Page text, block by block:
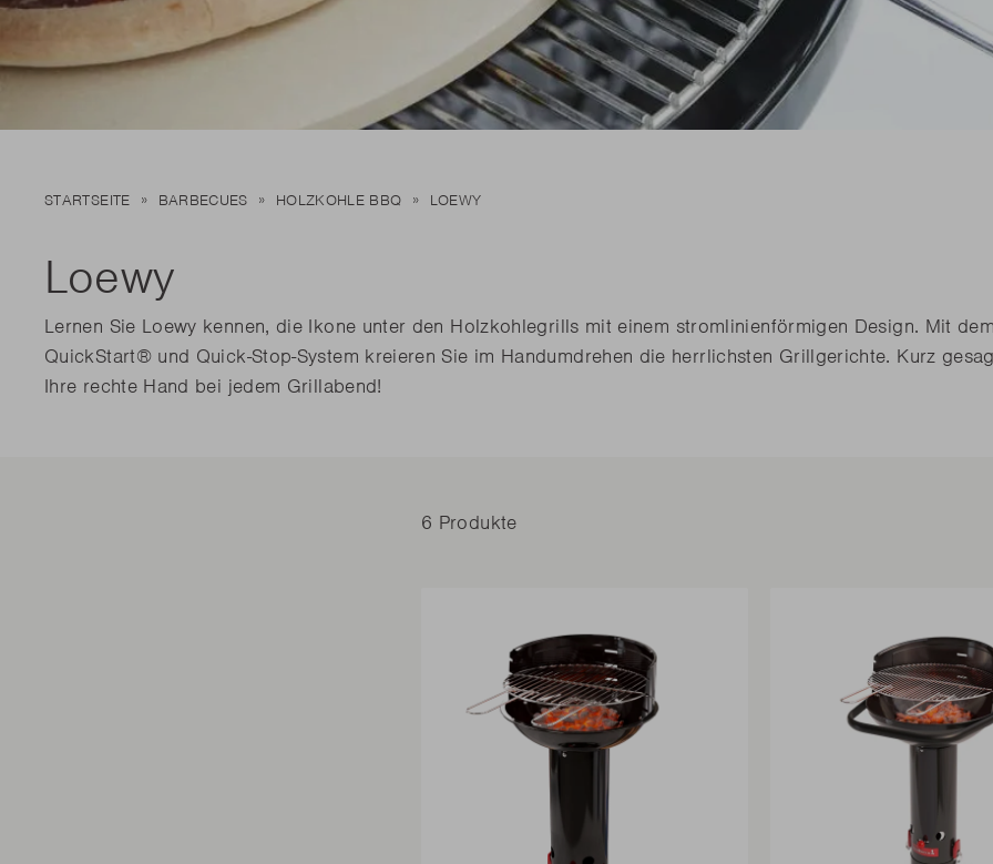
Kamal 2.0 L matt
Junko
Rila
Entdecken Sie alle Neuheiten
Neu diesen Frühling
Entdecken Sie alle Neuheiten
MEHR LESEN
Neu diesen Frühling
Entdecken Sie alle Neuheiten
MEHR LESEN
STARTSEITE BARBECUES HOLZKOHLE BBQ LOEWY
Loewy
Lernen Sie Loewy kennen, die Ikone unter den Holzkohlegrills mit einem stromlinienförmigen Design. Mit dem
QuickStart® und Quick-Stop-System kreieren Sie im Handumdrehen die herrlichsten Grillgerichte. Kurz
Ihre rechte Hand bei jedem Grillabend!
6 Produkte